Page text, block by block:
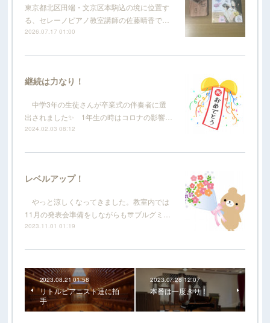
東京都北区田端・文京区本駒込の境に位置す
る、セレーノピアノ教室講師の佐藤晴香で…
2026.07.17 01:00
継続は力なり！
中学3年の生徒さんが卒業式の伴奏者に選
出されました✨ 1年生の時はコロナの影響…
2024.02.03 08:12
レベルアップ！
やっと涼しくなってきました。教室内では
11月の発表会準備をしながらも🎊ブルグミ…
2023.11.01 01:19
2023.08.21 01:58
リトルピアニスト達に拍
手
2023.07.28 12:07
本番は一度きり！